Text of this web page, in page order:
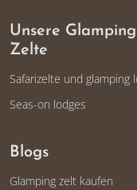
Unsere Glamping
Zelte
Safarizelte und glamping
Seas-on lodges
Blogs
Glamping zelt kaufen